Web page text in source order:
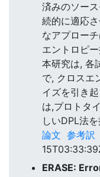
済みのソー
続的に適応
なアプロー
エントロピ
本研究は, 各
で, クロスエ
イズを引き
は,プロトタ
しいDPL法を
論文 参考訳
ERASE: